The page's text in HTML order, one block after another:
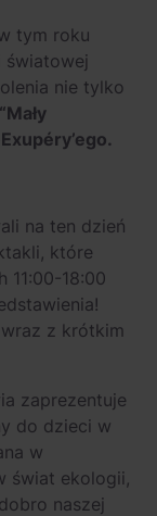
tym roku
światowej
nie tylko
“Mały
na ten dzień
które
11:00-18:00
z krótkim
zaprezentuje
do dzieci w
w
świat ekologii,
naszej